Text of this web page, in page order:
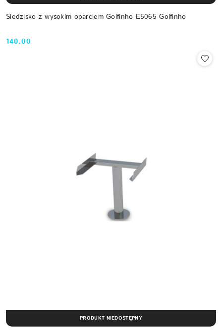
Siedzisko z wysokim oparciem Golfinho E5065 Golfinho
Cena:
140.00
PRODUKT NIEDOSTĘPNY